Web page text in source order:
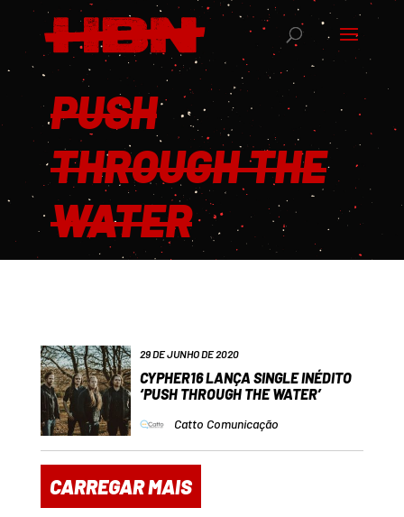
PUSH
THROUGH THE
WATER
29 DE JUNHO DE 2020
CYPHER16 LANÇA SINGLE INÉDITO
‘PUSH THROUGH THE WATER’
Catto Comunicação
CARREGAR MAIS